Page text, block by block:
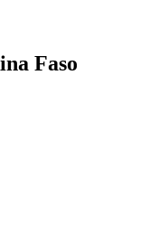
Faso